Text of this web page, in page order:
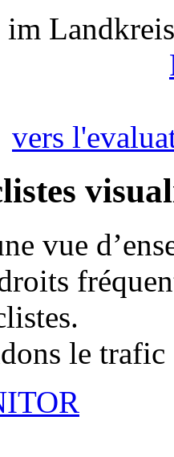
im
vers
vue
le